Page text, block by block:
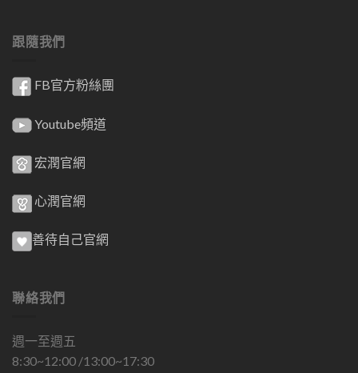
跟隨我們
FB官方粉絲團
Youtube頻道
宏潤官網
心潤官網
善待自己官網
聯絡我們
週一至週五
8:30~12:00 /13:00~17:30